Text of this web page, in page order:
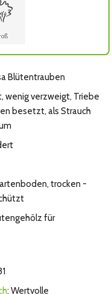
Blütentrauben
wenig verzweigt, Triebe
besetzt, als Strauch
trocken -
für
: Wertvolle